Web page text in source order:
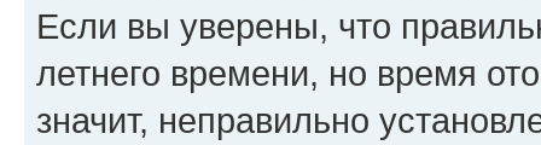
Если вы уверены, что
летнего времени, но время
значит, неправильно